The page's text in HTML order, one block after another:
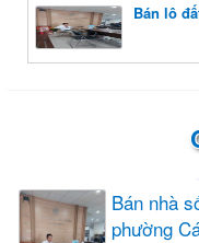
Bán lô
Bán nhà
phường